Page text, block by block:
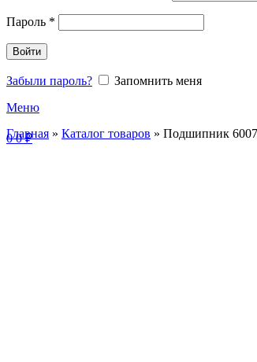
Пароль *
Войти
Забыли пароль?
Запомнить меня
Меню
00₽
Главная » Каталог товаров » Подшипник